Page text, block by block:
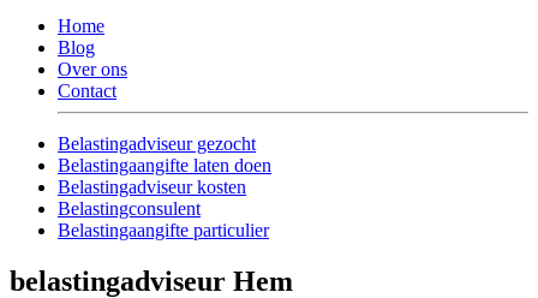
Home
Blog
Over ons
Contact
Belastingadviseur gezocht
Belastingaangifte laten doen
Belastingadviseur kosten
Belastingconsulent
Belastingaangifte particulier
belastingadviseur Hem